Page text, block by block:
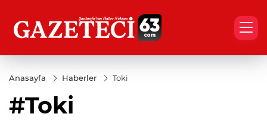
Anasayfa Haberler Toki
#Toki